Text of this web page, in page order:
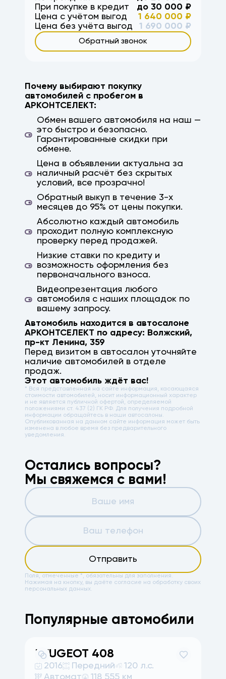
дубовка, заказ авто, авто на заказ,
параллельный импорт, япония, корея, китай,
немецкие авто, гарантия, высокая оценка
При покупке в кредит
до 30 000 ₽
Цена с учётом выгод
1 640 000 ₽
Цена без учёта выгод
1 690 000 ₽
Обратный звонок
Почему выбирают покупку
автомобилей с пробегом в
АРКОНТСЕЛЕКТ:
Обмен вашего автомобиля на наш —
это быстро и безопасно.
Гарантированные скидки при
обмене.
Цена в объявлении актуальна за
наличный расчёт без скрытых
условий, все прозрачно!
Обратный выкуп в течение 3-х
месяцев до 95% от цены покупки.
Абсолютно каждый автомобиль
проходит полную комплексную
проверку перед продажей.
Низкие ставки по кредиту и
возможность оформления без
первоначального взноса.
Видеопрезентация любого
автомобиля с наших площадок по
вашему запросу.
Автомобиль находится в автосалоне
АРКОНТСЕЛЕКТ по адресу: Волжский,
пр-кт Ленина, 359
Перед визитом в автосалон уточняйте
наличие автомобилей в отделе
продаж.
Этот автомобиль ждёт вас!
* Вся представленная на сайте информация, касающаяся
стоимости автомобилей, носит информационный характер
и не является публичной офертой, определяемой
положениями ст. 437 (2) ГК РФ. Для получения подробной
информации обращайтесь в наши автосалоны.
Опубликованная на данном сайте информация может быть
изменена в любое время без предварительного
уведомления.
Остались вопросы?
Мы свяжемся с вами!
Отправить
Поля, отмеченные *, обязательны для заполнения.
Нажимая на кнопку, вы даёте согласие на обработку своих
персональных данных.
Популярные автомобили
PEUGEOT 408
2016 Передний
120 л.с.
Автомат
118 555 км